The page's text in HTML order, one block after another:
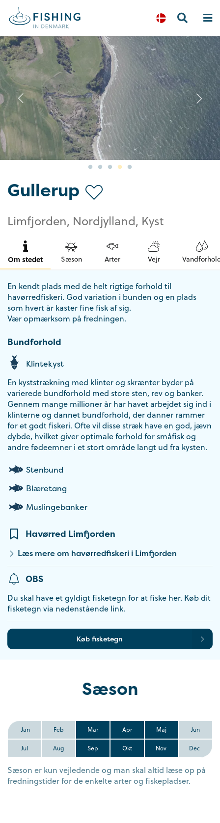
Previous
Gullerup
Limfjorden, Nordjylland, Kyst
Om stedet Sæson Arter Vejr
En kendt plads med de helt rigtige forhold til
havørredfiskeri. God variation i bunden og en plads
som hvert år kaster fine fisk af sig.
Vær opmærksom på fredningen.
Bundforhold
Klintekyst
En kyststrækning med klinter og skrænter byder på
varierede bundforhold med store sten, rev og banker.
Gennem mange millioner år har havet arbejdet sig ind i
klinterne og dannet bundforhold, der danner rammer
for et godt fiskeri. Ofte vil disse stræk have en god, jævn
dybde, hvilket giver optimale forhold for småfisk og
andre fødeemner i et stort område langt ud fra kysten.
Stenbund
Blæretang
Muslingebanker
Havørred Limfjorden
Læs mere om havørredfiskeri i Limfjorden
OBS
Du skal have et gyldigt fisketegn for at fiske her. Køb dit
fisketegn via nedenstående link.
Køb fisketegn
Sæson
Jan Feb Mar Apr Maj Jun
Jul Aug Sep Okt Nov Dec
Sæson er kun vejledende og man skal altid læse op på
fredningstider for de enkelte arter og fiskepladser.